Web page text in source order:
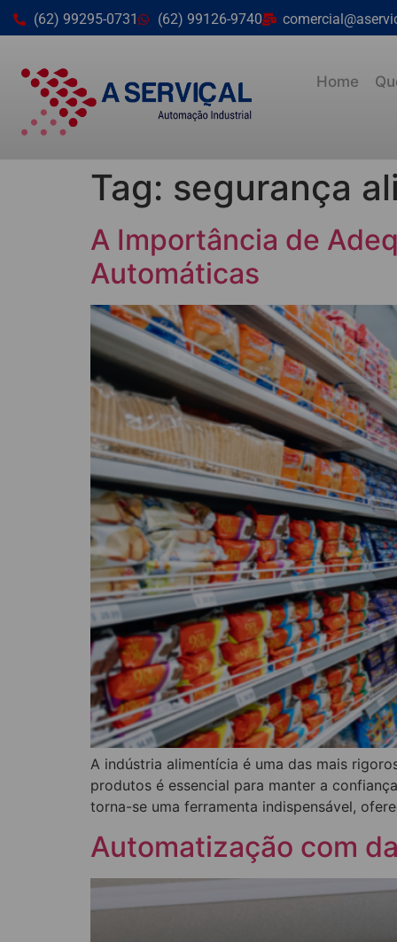
(62) 99295-0731 (62) 99126-9740
Home
Tag: segurança
A Importância de
Automáticas
A indústria alimentícia é uma das mais
produtos é essencial para manter a
torna-se uma ferramenta indispensável,
Automatização com